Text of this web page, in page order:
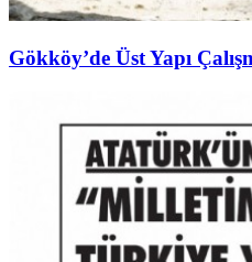
Gökköy’de Üst Yapı